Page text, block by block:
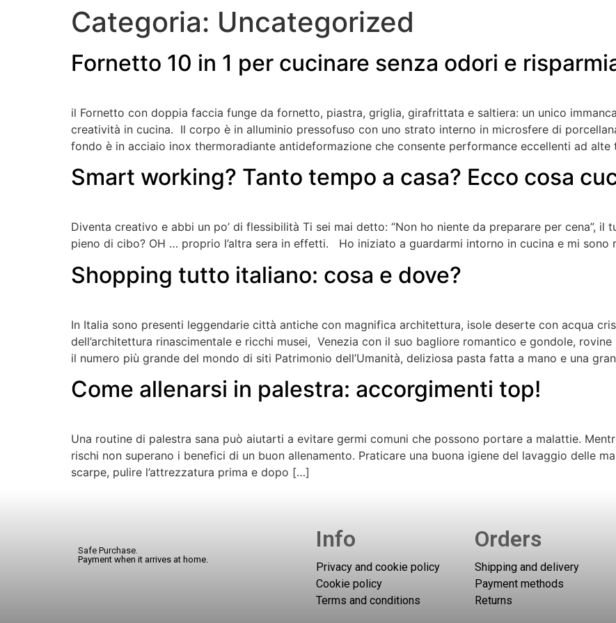
Categoria: Uncategorized
Fornetto 10 in 1 per cucinare senza odori e
il Fornetto con doppia faccia funge da fornetto, piastra, griglia, girafrittata e saltiera: un unico
creatività in cucina. Il corpo è in alluminio pressofuso con uno strato interno in microsfere di
fondo è in acciaio inox thermoradiante antideformazione che consente performance eccellenti ad
Smart working? Tanto tempo a casa? Ecco cosa
Diventa creativo e abbi un po’ di flessibilità Ti sei mai detto: “Non ho niente da preparare per cena”,
pieno di cibo? OH … proprio l’altra sera in effetti. Ho iniziato a guardarmi intorno in cucina e mi
Shopping tutto italiano: cosa e dove?
In Italia sono presenti leggendarie città antiche con magnifica architettura, isole deserte con acqua
dell’architettura rinascimentale e ricchi musei, Venezia con il suo bagliore romantico e gondole,
il numero più grande del mondo di siti Patrimonio dell’Umanità, deliziosa pasta fatta a mano e una
Come allenarsi in palestra: accorgimenti top!
Una routine di palestra sana può aiutarti a evitare germi comuni che possono portare a malattie.
rischi non superano i benefici di un buon allenamento. Praticare una buona igiene del lavaggio delle
scarpe, pulire l’attrezzatura prima e dopo […]
Safe Purchase.
Payment when it arrives at home.
Info
Privacy and cookie policy
Cookie policy
Terms and conditions
Orders
Shipping and delivery
Payment methods
Returns